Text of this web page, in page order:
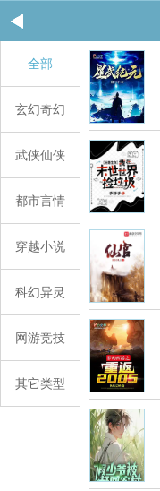
全部
玄幻奇幻
武侠仙侠
都市言情
穿越小说
科幻异灵
网游竞技
其它类型
的世界，然
代》《造化
万，最低高
上，人品保
大无比，和
甜，现在的
各种各样的
以前的猫咪
靠在咪宽阔
在的变化，
圾(划掉)囤
种各样
书科举考进
己留下了外
相爱相杀，
远怎一个酸
处于飞速成
辅助系统为
提示声，整